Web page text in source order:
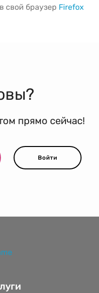
свой браузер Firefox
прямо сейчас!
Войти